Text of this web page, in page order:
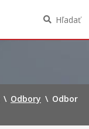
Hľadať
\ Odbory \ Odbor